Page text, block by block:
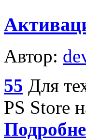
Автор:
55 Для
PS Store